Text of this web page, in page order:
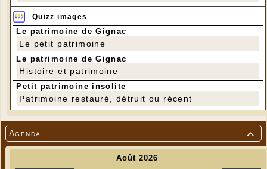

Agenda
Quizz images
Le patrimoine de Gignac
Le petit patrimoine
Le patrimoine de Gignac
Histoire et patrimoine
Petit patrimoine insolite
Patrimoine restauré, détruit ou récent